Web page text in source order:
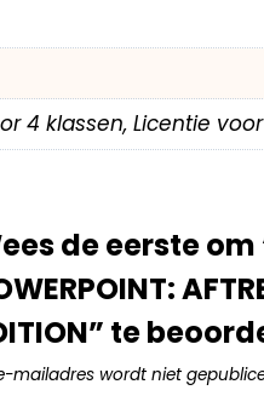
4 klassen, Licentie
de eerste om
te
mailadres wordt niet